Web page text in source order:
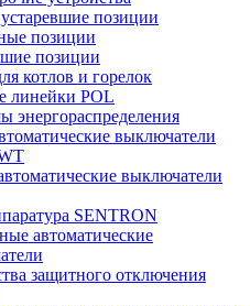
позиции
позиции
позиции
котлов и горелок
линейки POL
энергораспределения
выключатели
выключатели
SENTRON
автоматические
защитного отключения